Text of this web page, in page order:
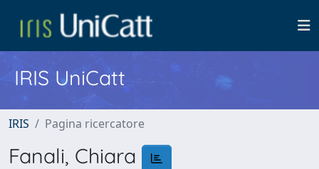
IRIS UniCatt
IRIS Pagina ricercatore
Fanali, Chiara